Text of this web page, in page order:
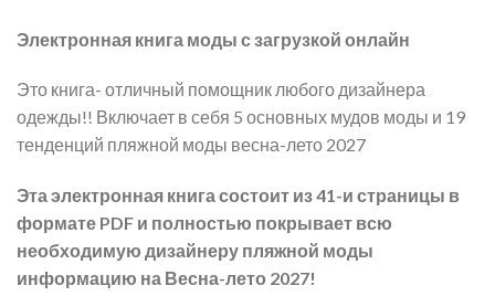
Электронная книга моды с загрузкой онлайн
Это книга- отличный помощник любого дизайнера
одежды!! Включает в себя 5 основных мудов моды и 19
тенденций пляжной моды весна-лето 2027
Эта электронная книга состоит из 41-и страницы в
формате PDF и полностью покрывает всю
необходимую дизайнеру пляжной моды
информацию на Весна-лето 2027!